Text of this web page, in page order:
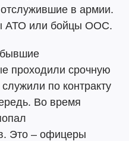
в армии.
АТО или бойцы ООС.
бывшие
проходили срочную
по контракту
Во время
Это – офицеры